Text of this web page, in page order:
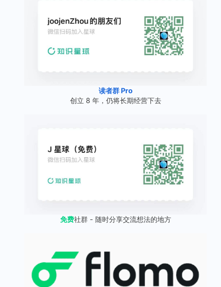
读者群 Pro
创立 8 年，仍将长期经营下去
免费社群 - 随时分享交流想法的地方